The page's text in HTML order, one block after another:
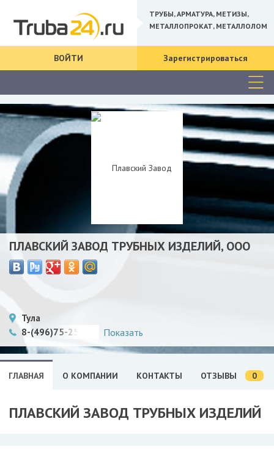
ТРУБЫ, АРМАТУРА, МЕТИЗЫ,
МЕТАЛЛОПРОКАТ, МЕТАЛЛОЛОМ
ВОЙТИ Зарегистрироваться
ПЛАВСКИЙ ЗАВОД ТРУБНЫХ ИЗДЕЛИЙ, ООО
Тула
8-(496)75-254-71
Показать
ГЛАВНАЯ О КОМПАНИИ КОНТАКТЫ ОТЗЫВЫ 0
ПЛАВСКИЙ ЗАВОД ТРУБНЫХ ИЗДЕЛИЙ